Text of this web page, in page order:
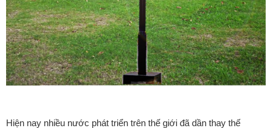
Hiện nay nhiều nước phát triển trên thế giới đã dần thay thế